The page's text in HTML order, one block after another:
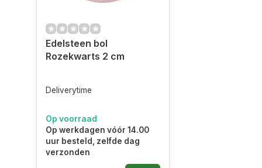
Edelsteen bol
Rozekwarts 2 cm
Deliverytime
Op voorraad
Op werkdagen vóór 14.00
uur besteld, zelfde dag
verzonden